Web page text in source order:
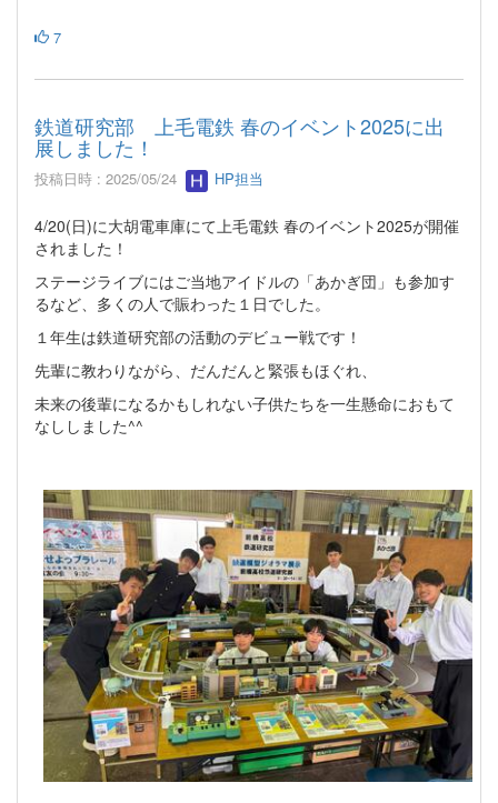
7
鉄道研究部 上毛電鉄 春のイベント2025に出
展しました！
投稿日時 : 2025/05/24 HP担当
4/20(日)に大胡電車庫にて上毛電鉄 春のイベント2025が開催
されました！
ステージライブにはご当地アイドルの「あかぎ団」も参加す
るなど、多くの人で賑わった１日でした。
１年生は鉄道研究部の活動のデビュー戦です！
先輩に教わりながら、だんだんと緊張もほぐれ、
未来の後輩になるかもしれない子供たちを一生懸命におもて
なししました^^